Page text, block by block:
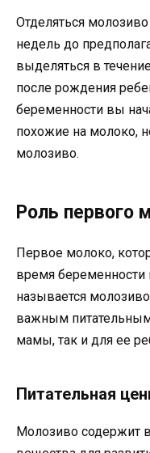
Отделяться
недель до
выделяться в
после рождения
беременности вы
похожие на молоко,
молозиво.
Роль первого
Первое молоко,
время беременности
называется
важным
мамы, так и для ее
Питательная
Молозиво содержит